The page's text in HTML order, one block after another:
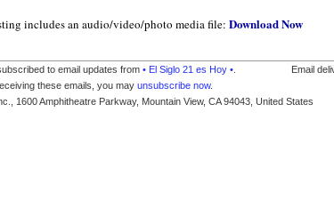
includes an audio/video/photo media file: Download Now
to email updates from • El Siglo 21 es Hoy •
these emails, you may unsubscribe now.
Email
1600 Amphitheatre Parkway, Mountain View, CA 94043, United States